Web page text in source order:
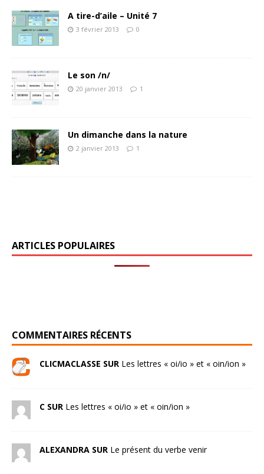
A tire-d’aile – Unité 7
3 février 2013 0
Le son /n/
20 janvier 2013 1
Un dimanche dans la nature
2 janvier 2013 1
ARTICLES POPULAIRES
COMMENTAIRES RÉCENTS
CLICMACLASSE SUR Les lettres « oi/io » et « oin/ion »
C SUR Les lettres « oi/io » et « oin/ion »
ALEXANDRA SUR Le présent du verbe venir